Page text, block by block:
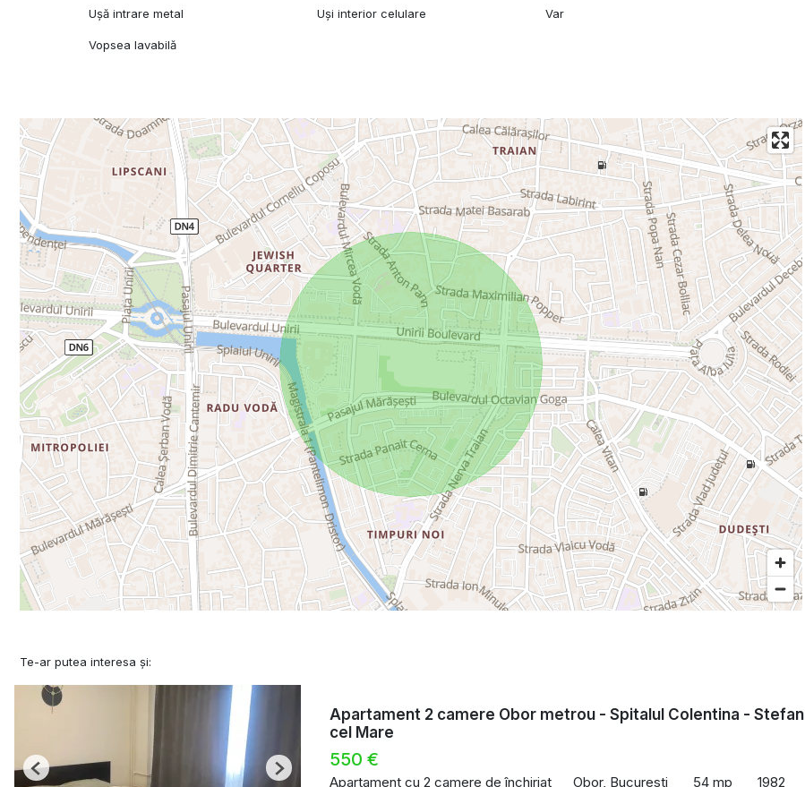
Ușă intrare metal Uși interior celulare Var
Vopsea lavabilă
Te-ar putea interesa și:
Previous Next
Apartament 2 camere Obor metrou - Spitalul Colentina - Stefan
cel Mare
550 €
Apartament cu 2 camere de închiriat Obor, Bucuresti 54 mp 1982